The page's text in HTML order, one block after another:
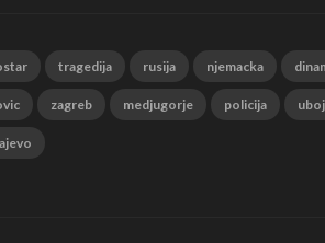
tragedija rusija njemacka
zagreb medjugorje policija